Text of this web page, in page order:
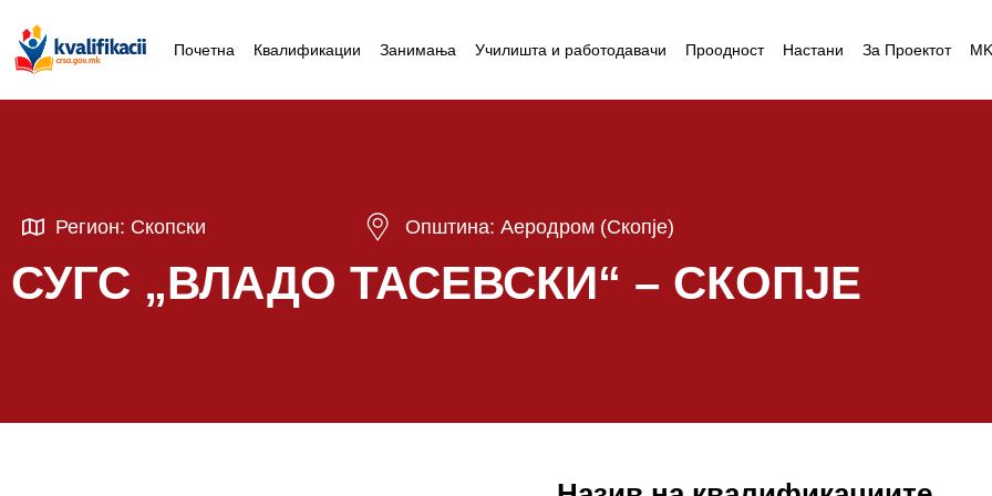
Почетна Квалификации Занимања Училишта и работодавачи Проодност Настани За Проектот MK
Регион: Скопски Општина: Аеродром (Скопје)
СУГС „ВЛАДО ТАСЕВСКИ“ – СКОПЈЕ